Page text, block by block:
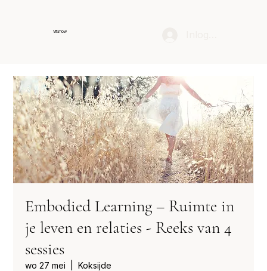
Vitaflow
Embodied Learning – Ruimte in
je leven en relaties - Reeks van 4
sessies
wo 27 mei
  |
Koksijde